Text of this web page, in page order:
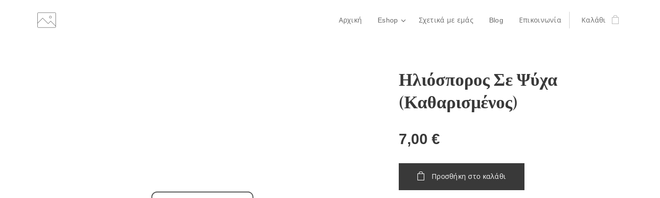
Αρχική Eshop Σχετικά με εμάς Blog Επικοινωνία Καλάθι
Ηλιόσπορος Σε Ψύχα
(Καθαρισμένος)
7,00 €
Προσθήκη στο καλάθι